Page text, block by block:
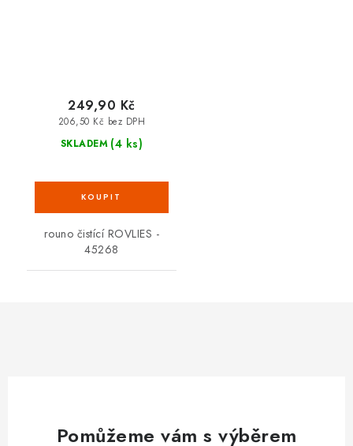
SKLADEM (4 ks)
206,50 Kč bez DPH
249,90 Kč
rouno čistící ROVLIES -
45268
Pomůžeme vám s výběrem